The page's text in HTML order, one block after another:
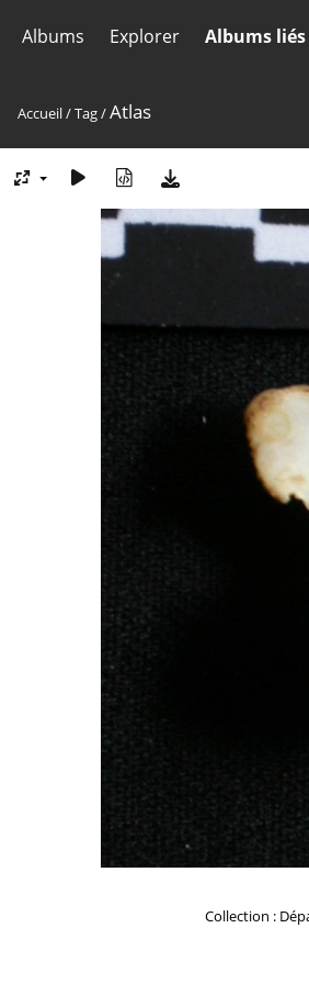
Albums Explorer Albums liés
Accueil/Tag/Atlas
Collection :